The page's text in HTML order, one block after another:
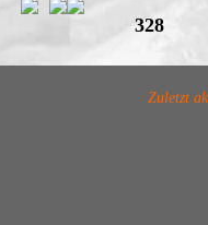
328
Zuletzt